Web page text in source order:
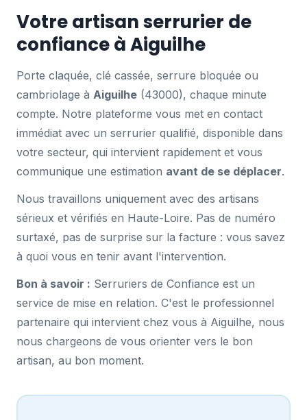
Votre artisan serrurier de
confiance à Aiguilhe
Porte claquée, clé cassée, serrure bloquée ou
cambriolage à Aiguilhe (43000), chaque minute
compte. Notre plateforme vous met en contact
immédiat avec un serrurier qualifié, disponible dans
votre secteur, qui intervient rapidement et vous
communique une estimation avant de se déplacer.
Nous travaillons uniquement avec des artisans
sérieux et vérifiés en Haute-Loire. Pas de numéro
surtaxé, pas de surprise sur la facture : vous savez
à quoi vous en tenir avant l'intervention.
Bon à savoir : Serruriers de Confiance est un
service de mise en relation. C'est le professionnel
partenaire qui intervient chez vous à Aiguilhe, nous
nous chargeons de vous orienter vers le bon
artisan, au bon moment.